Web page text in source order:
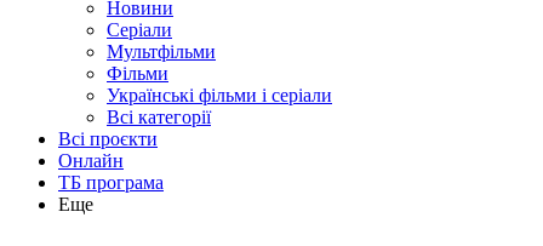
Новини
Серіали
Мультфільми
Фільми
Українські фільми і серіали
Всі категорії
Всі проєкти
Онлайн
ТБ програма
Еще